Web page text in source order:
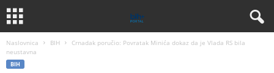
Naslovnica BIH
Crnadak poručio: Povratak Minića dokaz da je Vlada RS bila
neustavna
BIH